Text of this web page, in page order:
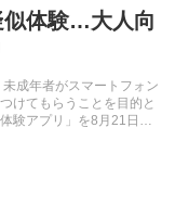
記事
）
似体験…大人向
成年者がスマートフォン
けてもらうことを目的と
験アプリ」を8月21日よ